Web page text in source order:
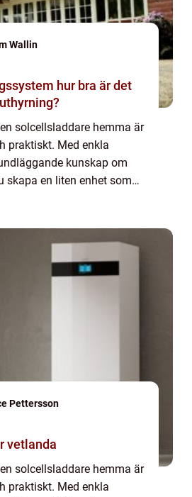
Wallin
hur bra är det
solcellsladdare hemma är
praktiskt. Med enkla
kunskap om
skapa en liten enhet som
Pettersson
vetlanda
solcellsladdare hemma är
praktiskt. Med enkla